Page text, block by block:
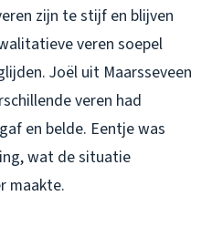
zijn te stijf en blijven
veren soepel
Joël uit Maarsseveen
veren had
en belde. Eentje was
wat de situatie
maakte.